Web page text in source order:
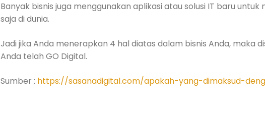
Banyak bisnis juga menggunakan aplikasi atau solusi IT baru
saja di dunia.
Jadi jika Anda menerapkan 4 hal diatas dalam bisnis Anda, maka
Anda telah GO Digital.
Sumber : https://sasanadigital.com/apakah-yang-dimaksud-